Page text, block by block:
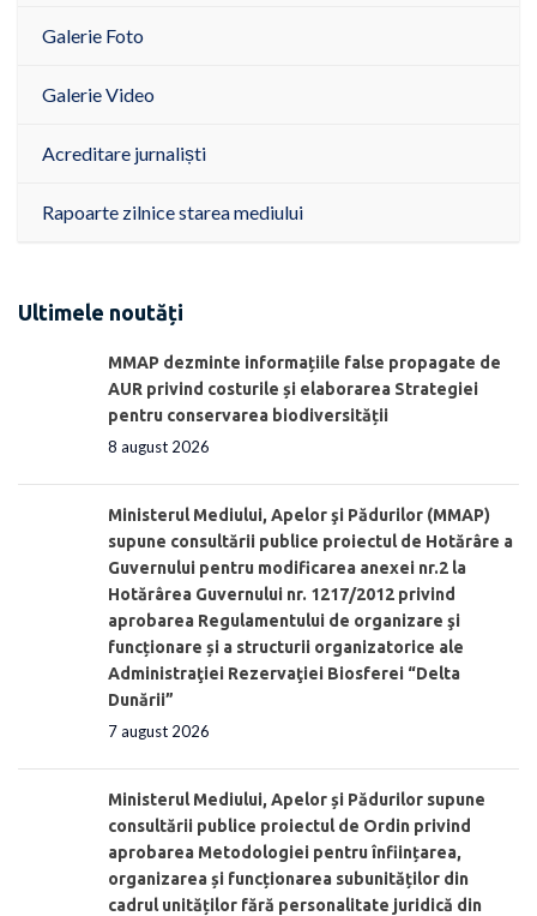
Galerie Foto
Galerie Video
Acreditare jurnaliști
Rapoarte zilnice starea mediului
Ultimele noutăți
MMAP dezminte informațiile false propagate de
AUR privind costurile și elaborarea Strategiei
pentru conservarea biodiversității
8 august 2026
Ministerul Mediului, Apelor şi Pădurilor (MMAP)
supune consultării publice proiectul de Hotărâre a
Guvernului pentru modificarea anexei nr.2 la
Hotărârea Guvernului nr. 1217/2012 privind
aprobarea Regulamentului de organizare şi
funcționare și a structurii organizatorice ale
Administraţiei Rezervaţiei Biosferei “Delta
Dunării”
7 august 2026
Ministerul Mediului, Apelor și Pădurilor supune
consultării publice proiectul de Ordin privind
aprobarea Metodologiei pentru înființarea,
organizarea și funcționarea subunităților din
cadrul unităților fără personalitate juridică din